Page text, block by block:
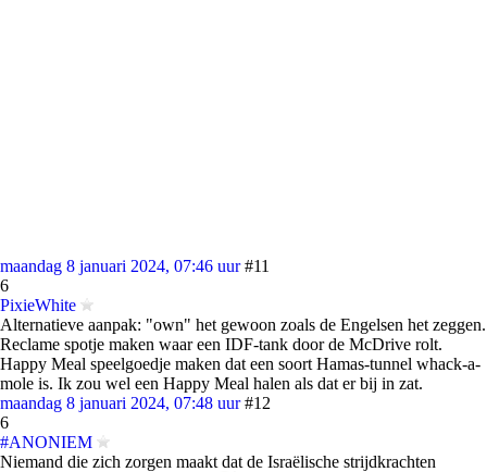
maandag 8 januari 2024, 07:46 uur #11
6
PixieWhite
Alternatieve aanpak: "own" het gewoon zoals de Engelsen het zeggen.
Reclame spotje maken waar een IDF-tank door de McDrive rolt.
Happy Meal speelgoedje maken dat een soort Hamas-tunnel whack-a-
mole is. Ik zou wel een Happy Meal halen als dat er bij in zat.
maandag 8 januari 2024, 07:48 uur #12
6
#ANONIEM
Niemand die zich zorgen maakt dat de Israëlische strijdkrachten